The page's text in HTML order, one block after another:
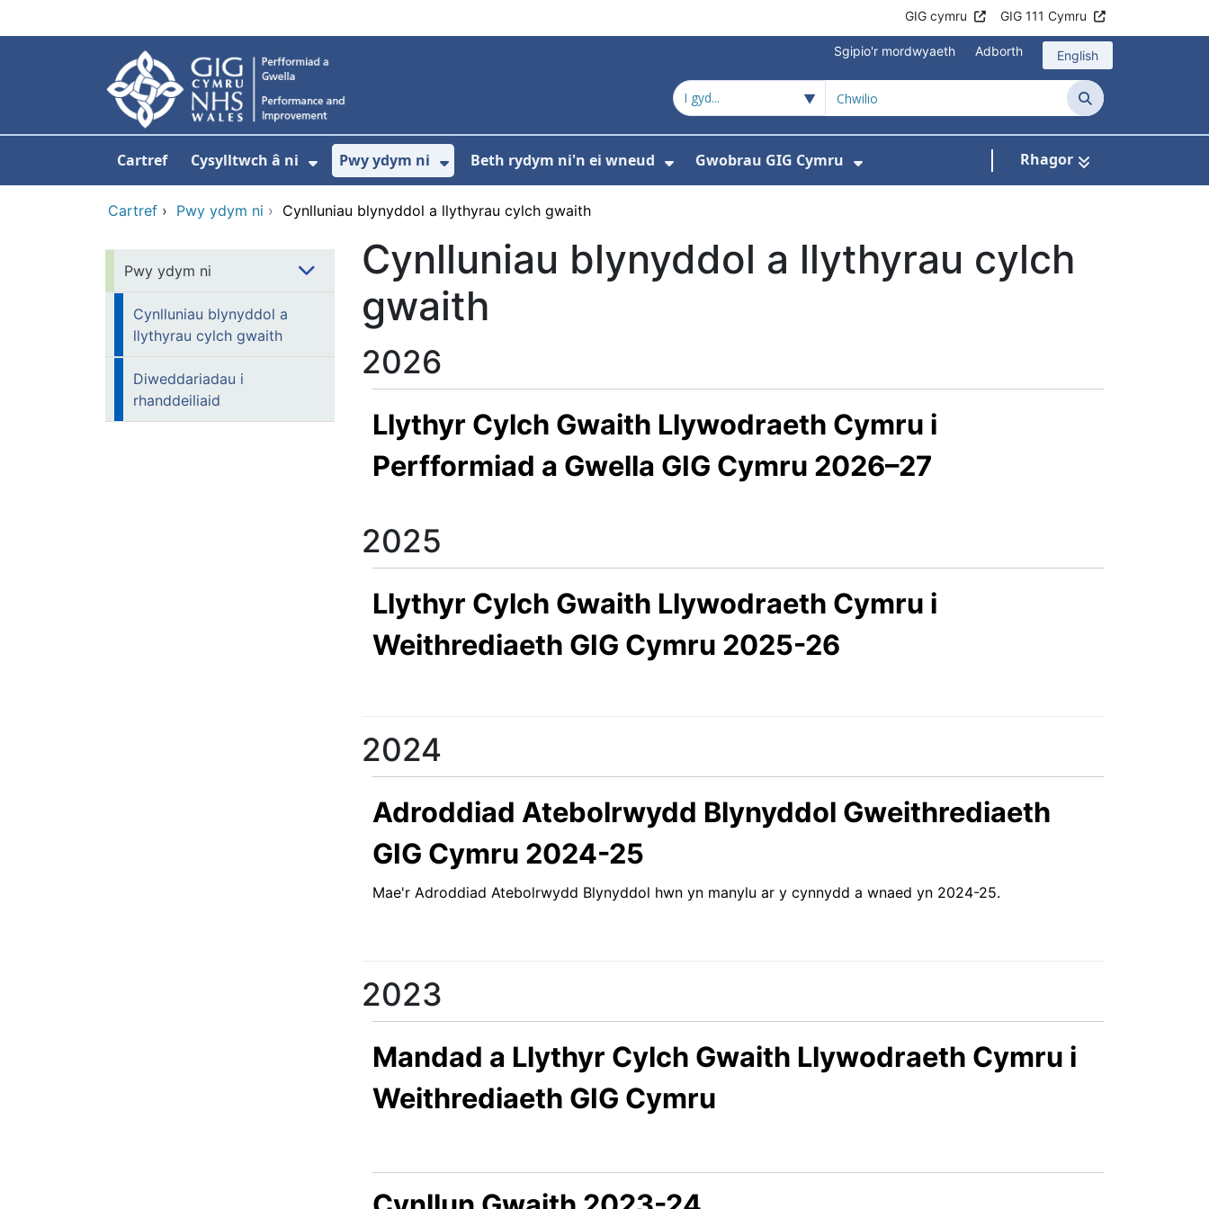
GIG cymru GIG 111 Cymru
Sgipio'r mordwyaeth Adborth English
Chwilio
Cartref Cysylltwch â ni
Dangos isddewislen ar gyfer Cysylltwch â ni
Pwy ydym ni
Dangos isddewislen ar gyfer Pwy ydym ni
Beth rydym ni'n ei wneud Gwobrau GIG Cymru Rhagor
Cartref › Pwy ydym ni › Cynlluniau blynyddol a llythyrau cylch gwaith
Pwy ydym ni
Cynlluniau blynyddol a
llythyrau cylch gwaith
Diweddariadau i
rhanddeiliaid
Cynlluniau blynyddol a llythyrau cylch
gwaith
2026
Llythyr Cylch Gwaith Llywodraeth Cymru i
Perfformiad a Gwella GIG Cymru 2026–27
2025
Llythyr Cylch Gwaith Llywodraeth Cymru i
Weithrediaeth GIG Cymru 2025-26
2024
Adroddiad Atebolrwydd Blynyddol Gweithrediaeth
GIG Cymru 2024-25
Mae'r Adroddiad Atebolrwydd Blynyddol hwn yn manylu ar y cynnydd a wnaed yn 2024-25.
2023
Mandad a Llythyr Cylch Gwaith Llywodraeth Cymru i
Weithrediaeth GIG Cymru